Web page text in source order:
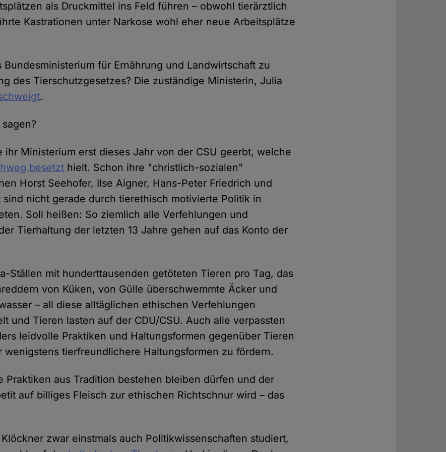
als Druckmittel ins Feld führen – obwohl tierärztlich
Kastrationen unter Narkose wohl eher neue Arbeitsplätze
Bundesministerium für Ernährung und Landwirtschaft zu
des Tierschutzgesetzes? Die zuständige Ministerin, Julia
.
ihr Ministerium erst dieses Jahr von der CSU geerbt, welche
besetzt hielt. Schon ihre "christlich-sozialen"
Horst Seehofer, Ilse Aigner, Hans-Peter Friedrich und
sind nicht gerade durch tierethisch motivierte Politik in
Soll heißen: So ziemlich alle Verfehlungen und
Tierhaltung der letzten 13 Jahre gehen auf das Konto der
Ställen mit hunderttausenden getöteten Tieren pro Tag, das
von Küken, von Gülle überschwemmte Äcker und
– all diese alltäglichen ethischen Verfehlungen
und Tieren lasten auf der CDU/CSU. Auch alle verpassten
leidvolle Praktiken und Haltungsformen gegenüber Tieren
wenigstens tierfreundlichere Haltungsformen zu fördern.
Praktiken aus Tradition bestehen bleiben dürfen und der
auf billiges Fleisch zur ethischen Richtschnur wird – das
zwar einstmals auch Politikwissenschaften studiert,